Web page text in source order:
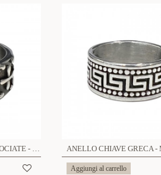
ANELLO CON OSSA INCROCIATE - MY2252D862
Aggiungi al carrello